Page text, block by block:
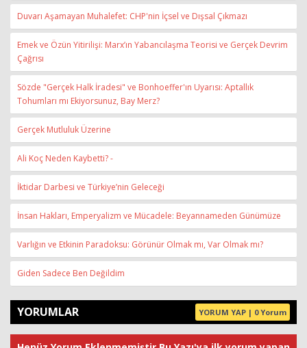
Duvarı Aşamayan Muhalefet: CHP'nin İçsel ve Dışsal Çıkmazı
Emek ve Özün Yitirilişi: Marx’ın Yabancılaşma Teorisi ve Gerçek Devrim
Çağrısı
Sözde "Gerçek Halk İradesi" ve Bonhoeffer'ın Uyarısı: Aptallık
Tohumları mı Ekiyorsunuz, Bay Merz?
Gerçek Mutluluk Üzerine
Ali Koç Neden Kaybetti? -
İktidar Darbesi ve Türkiye’nin Geleceği
İnsan Hakları, Emperyalizm ve Mücadele: Beyannameden Günümüze
Varlığın ve Etkinin Paradoksu: Görünür Olmak mı, Var Olmak mı?
Giden Sadece Ben Değildim
YORUMLAR YORUM YAP | 0 Yorum